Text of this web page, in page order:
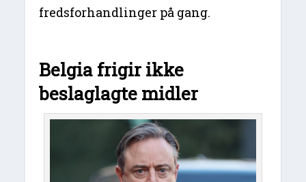
fredsforhandlinger på gang.
Belgia frigir ikke
beslaglagte midler